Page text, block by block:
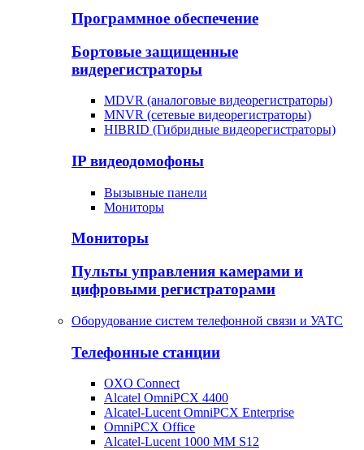
Программное обеспечение
Бортовые защищенные
видерегистраторы
MDVR (аналоговые видеорегистраторы)
MNVR (сетевые видеорегистраторы)
HIBRID (Гибридные видеорегистраторы)
IP видеодомофоны
Вызывные панели
Мониторы
Мониторы
Пульты управления камерами и
цифровыми регистраторами
Оборудование систем телефонной связи и УАТС
Телефонные станции
OXO Connect
Alcatel OmniPCX 4400
Alcatel-Lucent OmniPCX Enterprise
OmniPCX Office
Alcatel-Lucent 1000 MM S12